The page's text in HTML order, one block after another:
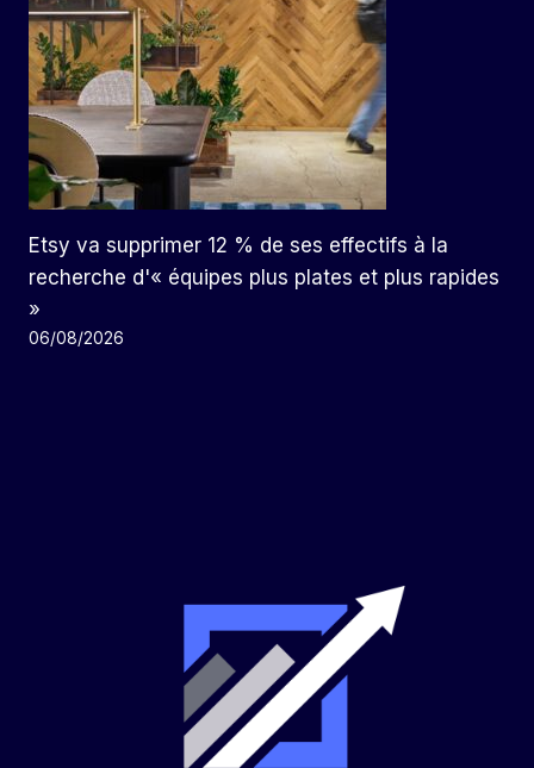
Etsy va supprimer 12 % de ses effectifs à la
recherche d'« équipes plus plates et plus rapides
»
06/08/2026